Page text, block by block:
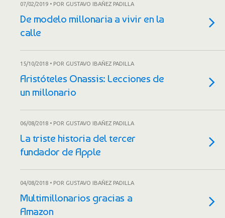
07/02/2019 • POR GUSTAVO IBAÑEZ PADILLA
De modelo millonaria a vivir en la
calle
15/10/2018 • POR GUSTAVO IBAÑEZ PADILLA
Aristóteles Onassis: Lecciones de
un millonario
06/08/2018 • POR GUSTAVO IBAÑEZ PADILLA
La triste historia del tercer
fundador de Apple
04/08/2018 • POR GUSTAVO IBAÑEZ PADILLA
Multimillonarios gracias a
Amazon